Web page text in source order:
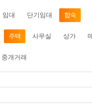
임대 단기임대 합숙
주택 사무실 상가
중개거래